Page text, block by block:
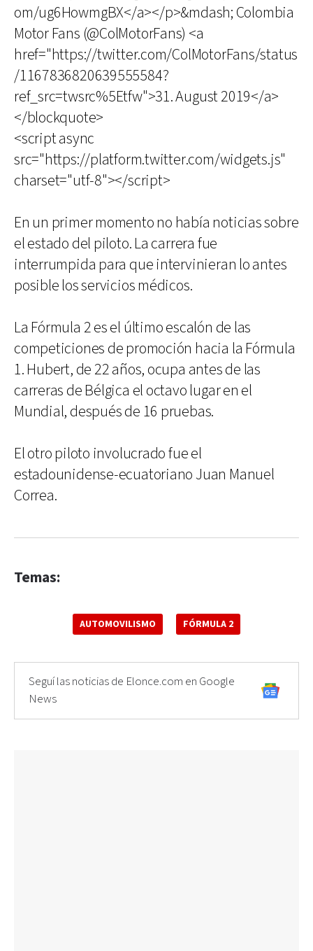
om/ug6HowmgBX</a></p>&mdash; Colombia
Motor Fans (@ColMotorFans) <a
href="https://twitter.com/ColMotorFans/status
/1167836820639555584?
ref_src=twsrc%5Etfw">31. August 2019</a>
</blockquote>
<script async
src="https://platform.twitter.com/widgets.js"
charset="utf-8"></script>
En un primer momento no había noticias sobre
el estado del piloto. La carrera fue
interrumpida para que intervinieran lo antes
posible los servicios médicos.
La Fórmula 2 es el último escalón de las
competiciones de promoción hacia la Fórmula
1. Hubert, de 22 años, ocupa antes de las
carreras de Bélgica el octavo lugar en el
Mundial, después de 16 pruebas.
El otro piloto involucrado fue el
estadounidense-ecuatoriano Juan Manuel
Correa.
Temas:
AUTOMOVILISMO FÓRMULA 2
Seguí las noticias de Elonce.com en Google
News